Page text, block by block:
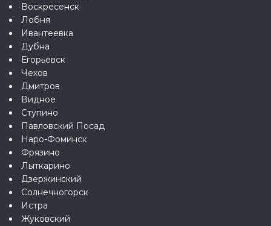
Воскресенск
Лобня
Ивантеевка
Дубна
Егорьевск
Чехов
Дмитров
Видное
Ступино
Павловский Посад
Наро-Фоминск
Фрязино
Лыткарино
Дзержинский
Солнечногорск
Истра
Жуковский